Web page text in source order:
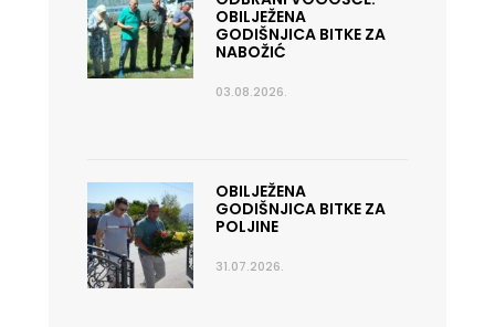
OBILJEŽENA
GODIŠNJICA BITKE ZA
NABOŽIĆ
03.08.2026.
OBILJEŽENA
GODIŠNJICA BITKE ZA
POLJINE
31.07.2026.